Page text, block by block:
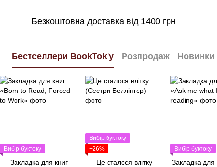
Безкоштовна доставка від 1400 грн
Бестселлери BookTok'у Розпродаж Новинки
Вибір буктоку
Закладка для книг
Вибір буктоку
−26%
Це сталося влітку
Вибір буктоку
Закладка для